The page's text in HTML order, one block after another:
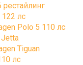
лс
Polo 5 110 лс
Tiguan
лс